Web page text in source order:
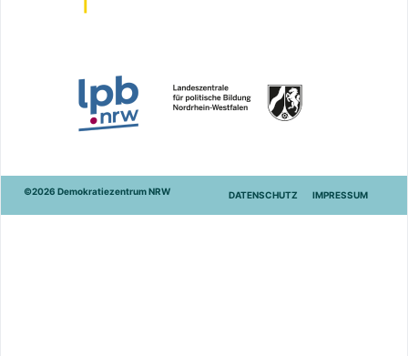
©2026 Demokratiezentrum NRW DATENSCHUTZ IMPRESSUM